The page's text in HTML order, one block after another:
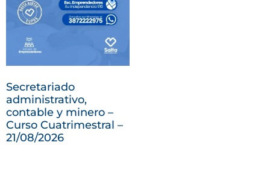
Secretariado
administrativo,
contable y minero –
Curso Cuatrimestral –
21/08/2026